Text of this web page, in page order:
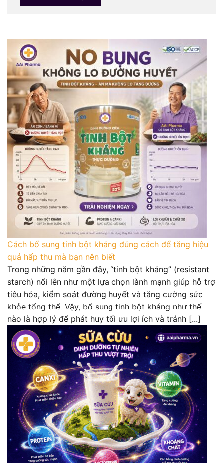
Cách bổ sung tinh bột kháng đúng cách để tăng hiệu
quả hấp thu mà bạn nên biết
Trong những năm gần đây, “tinh bột kháng” (resistant
starch) nổi lên như một lựa chọn lành mạnh giúp hỗ trợ
tiêu hóa, kiểm soát đường huyết và tăng cường sức
khỏe tổng thể. Vậy, bổ sung tinh bột kháng như thế
nào là hợp lý để phát huy tối ưu lợi ích và tránh [...]